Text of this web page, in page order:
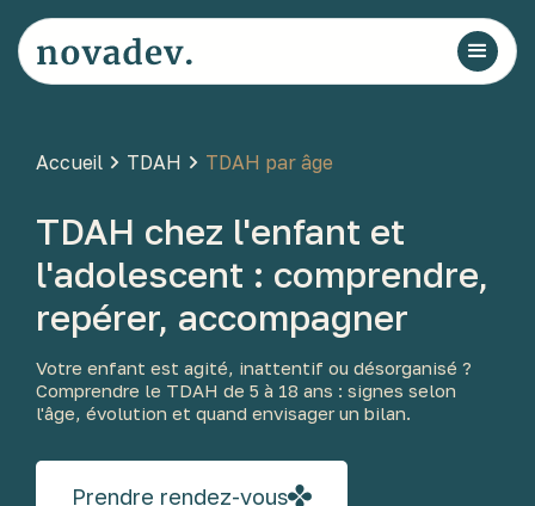
Accueil TDAH TDAH par âge
TDAH chez l'enfant et
l'adolescent : comprendre,
repérer, accompagner
Votre enfant est agité, inattentif ou désorganisé ?
Comprendre le TDAH de 5 à 18 ans : signes selon
l'âge, évolution et quand envisager un bilan.
Prendre rendez-vous